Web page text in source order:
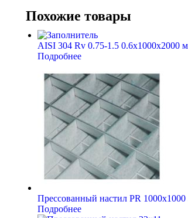
Похожие товары
AISI 304 Rv 0.75-1.5 0.6x1000x2000
Подробнее
Прессованный настил PR 1000х1000
Подробнее